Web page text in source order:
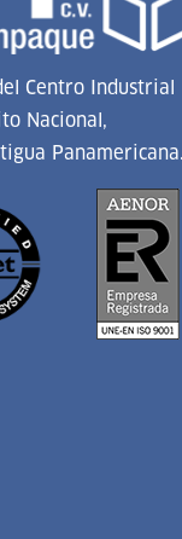
Centro Industrial
Nacional,